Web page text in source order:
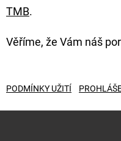
TMB.
Věříme, že Vám náš
PODMÍNKY UŽITÍ